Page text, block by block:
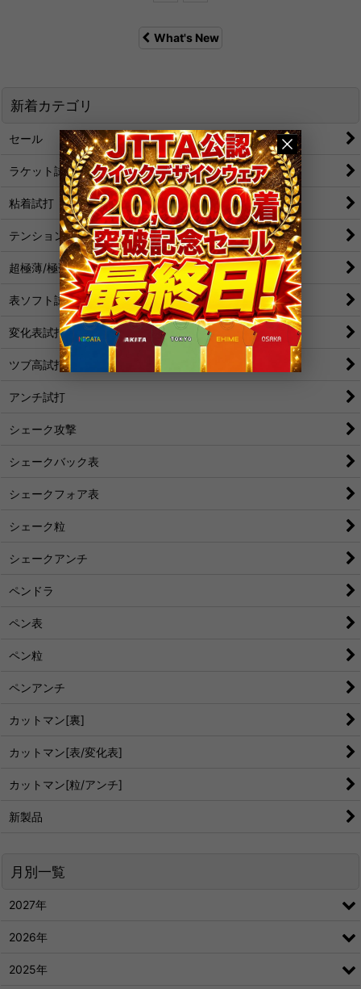
What's New
新着カテゴリ
セール
ラケット試打
粘着試打
テンション試打
超極薄/極薄試打
表ソフト試打
変化表試打
ツブ高試打
アンチ試打
シェーク攻撃
シェークバック表
シェークフォア表
シェーク粒
シェークアンチ
ペンドラ
ペン表
ペン粒
ペンアンチ
カットマン[裏]
カットマン[表/変化表]
カットマン[粒/アンチ]
新製品
月別一覧
2027年
2026年
2025年